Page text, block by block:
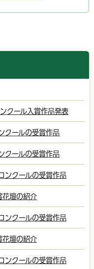
クール入賞作品発表
クールの受賞作品
クールの受賞作品
ンクールの受賞作品
花壇の紹介
ンクールの受賞作品
花壇の紹介
ンクールの受賞作品